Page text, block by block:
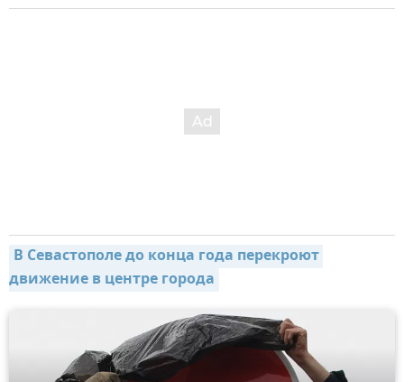
В Севастополе до конца года перекроют
движение в центре города